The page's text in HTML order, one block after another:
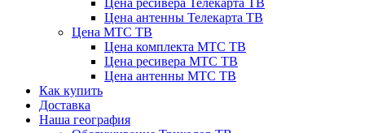
Цена ресивера Телекарта ТВ
Цена антенны Телекарта ТВ
Цена МТС ТВ
Цена комплекта МТС ТВ
Цена ресивера МТС ТВ
Цена антенны МТС ТВ
Как купить
Доставка
Наша география